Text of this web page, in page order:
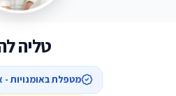
טליה
מטפלת באומנויות -